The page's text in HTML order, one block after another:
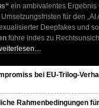
ein ambivalentes Ergebnis
für den „AI
Deepfakes und
führe indes zu
bei EU-Trilog-
Rahmenbedingungen